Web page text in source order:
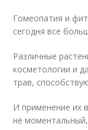
Гомеопатия и
сегодня все
Различные
косметологии и
трав,
И применение их
не